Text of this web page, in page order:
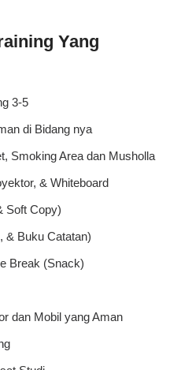
Yang
3-5
di Bidang nya
Smoking Area dan Musholla
& Whiteboard
Soft Copy)
& Buku Catatan)
Break (Snack)
dan Mobil yang Aman